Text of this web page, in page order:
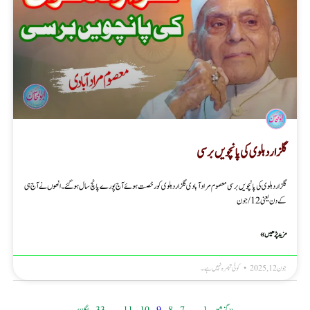
گلزار دہلوی کی پانچویں برسی
گلزار دہلوی کی پانچویں برسی معصوم مرادآبادی گلزار دہلوی کو رخصت ہوئے آج پورے پانچ سال ہو گئے۔انھوں نے آج ہی
کے دن یعنی 12/جون
مزید پڑھیں »
جون 12, 2025 کوئی تبصرہ نہیں ہے۔